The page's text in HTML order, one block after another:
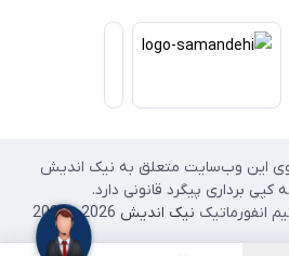
این وب‌سایت متعلق به نیک اندیش
برداری پیگرد قانونی دارد.
انفورماتیک نیک اندیش 2026 - 2025